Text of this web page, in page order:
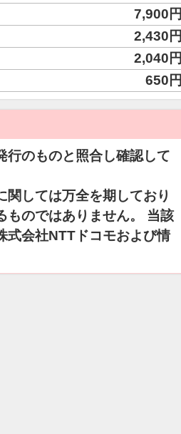
7,900円
2,430円
2,040円
650円
行のものと照合し確認して
しては万全を期しており
ものではありません。 当該
式会社NTTドコモおよび情